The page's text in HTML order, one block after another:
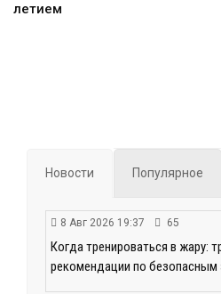
летием
Новости Популярное
8 Авг 2026 19:37 65
Когда тренироваться в жару:
рекомендации по безопасным